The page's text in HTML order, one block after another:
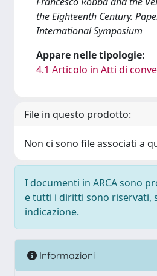
the Eighteenth Century.
International Symposium
Appare nelle tipologie:
4.1 Articolo in Atti di
File in questo prodotto:
Non ci sono file associati a
I documenti in ARCA sono
e tutti i diritti sono riservati,
indicazione.
Informazioni